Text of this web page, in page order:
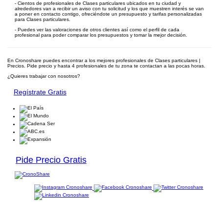
- Cientos de profesionales de Clases particulares ubicados en tu ciudad y
alrededores van a recibir un aviso con tu solicitud y los que muestren interés se van
a poner en contacto contigo, ofreciéndote un presupuesto y tarifas personalizadas
para Clases particulares.
- Puedes ver las valoraciones de otros clientes así como el perfil de cada
profesional para poder comparar los presupuestos y tomar la mejor decisión.
En Cronoshare puedes encontrar a los mejores profesionales de Clases particulares |
Precios. Pide precio y hasta 4 profesionales de tu zona te contactan a las pocas horas.
¿Quieres trabajar con nosotros?
Regístrate Gratis
Pide Precio Gratis